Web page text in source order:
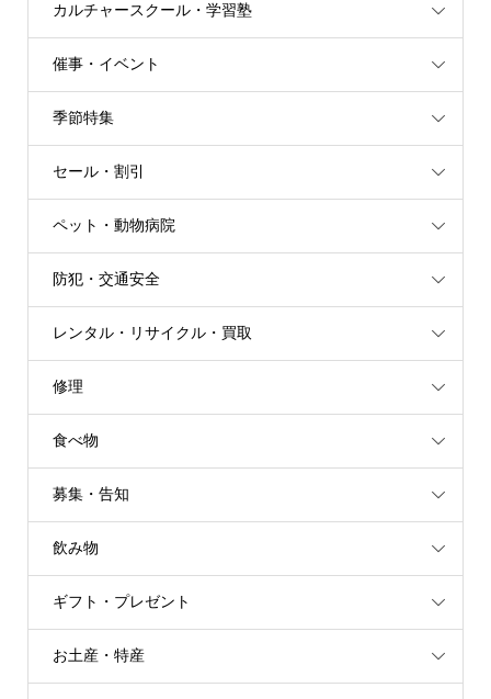
カルチャースクール・学習塾
催事・イベント
季節特集
セール・割引
ペット・動物病院
防犯・交通安全
レンタル・リサイクル・買取
修理
食べ物
募集・告知
飲み物
ギフト・プレゼント
お土産・特産